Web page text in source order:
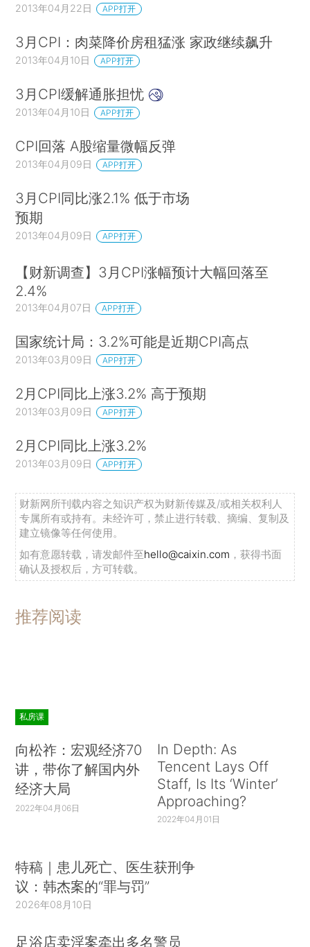
2013年04月22日 APP打开
3月CPI：肉菜降价房租猛涨 家政继续飙升
2013年04月10日 APP打开
3月CPI缓解通胀担忧
2013年04月10日 APP打开
CPI回落 A股缩量微幅反弹
2013年04月09日 APP打开
3月CPI同比涨2.1% 低于市场
预期
2013年04月09日 APP打开
【财新调查】3月CPI涨幅预计大幅回落至
2.4%
2013年04月07日 APP打开
国家统计局：3.2%可能是近期CPI高点
2013年03月09日 APP打开
2月CPI同比上涨3.2% 高于预期
2013年03月09日 APP打开
2月CPI同比上涨3.2%
2013年03月09日 APP打开
财新网所刊载内容之知识产权为财新传媒及/或相关权利人
专属所有或持有。未经许可，禁止进行转载、摘编、复制及
建立镜像等任何使用。
如有意愿转载，请发邮件至hello@caixin.com ，获得书面
确认及授权后，方可转载。
推荐阅读
私房课
向松祚：宏观经济70
讲，带你了解国内外
经济大局
2022年04月06日
In Depth: As
Tencent Lays Off
Staff, Is Its ‘Winter’
Approaching?
2022年04月01日
特稿｜患儿死亡、医生获刑争
议：韩杰案的“罪与罚”
2026年08月10日
足浴店卖淫案牵出多名警员